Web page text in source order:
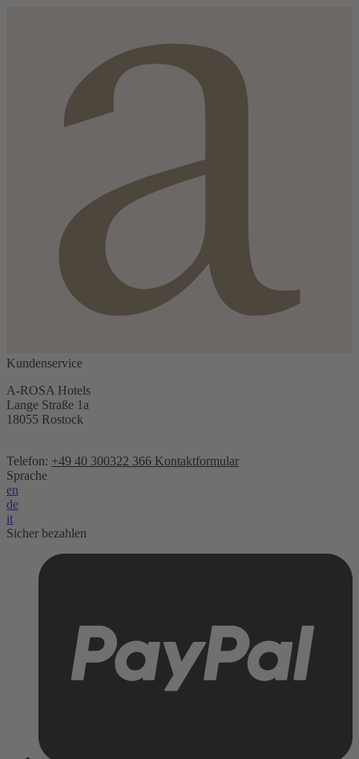
Kundenservice
A-ROSA Hotels
Lange Straße 1a
18055 Rostock
Telefon: +49 40 300322 366 Kontaktformular
Sprache
en
de
it
Sicher bezahlen